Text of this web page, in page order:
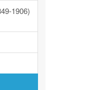
1906)